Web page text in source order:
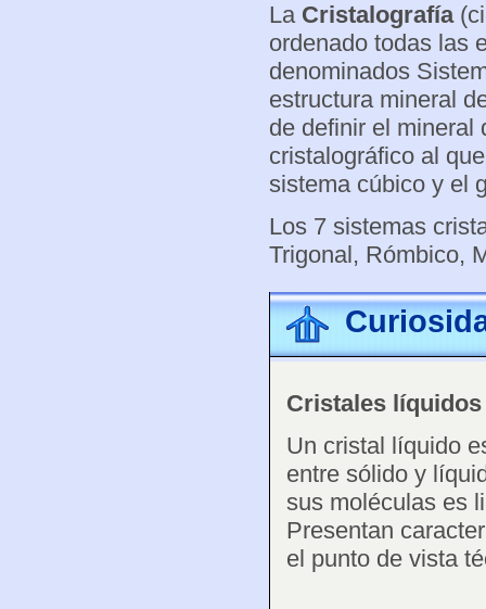
La Cristalografía
ordenado todas las
denominados
estructura mineral
de definir el mineral
cristalográfico al
sistema cúbico y el
Los 7 sistemas
Trigonal, Rómbico,
Cristales líquidos
Un cristal líquido
entre sólido y
sus moléculas es
Presentan
el punto de vista